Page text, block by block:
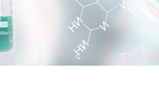
中供气
术室ICU